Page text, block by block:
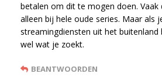
betalen om dit te mogen doen.
alleen bij hele oude series. Maar als
streamingdiensten uit het buitenland
wel wat je zoekt.
BEANTWOORDEN